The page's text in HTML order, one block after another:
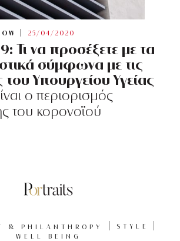
25/04/2020
Τι να προσέξετε με τα
σύμφωνα με τις
του Υπουργείου Υγείας
ο περιορισμός
του κορονοϊού
& PHILANTHROPY
STYLE
WELL BEING